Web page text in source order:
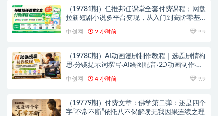
（19781期）任推邦任课堂全套付费课程；网盘
拉新短剧小说多平台变现，从入门到高阶零基
中创网 2 小时前 9.9
（19780期）AI动画漫剧制作教程｜选题剧情构
思·分镜提示词撰写·AI绘图配音·2D动画制作·剪
中创网 4 小时前 9.9
（19779期）付费文章：佛学第二弹：还是四个
字“不常不断”依托八不偈解读无我因果连续之理